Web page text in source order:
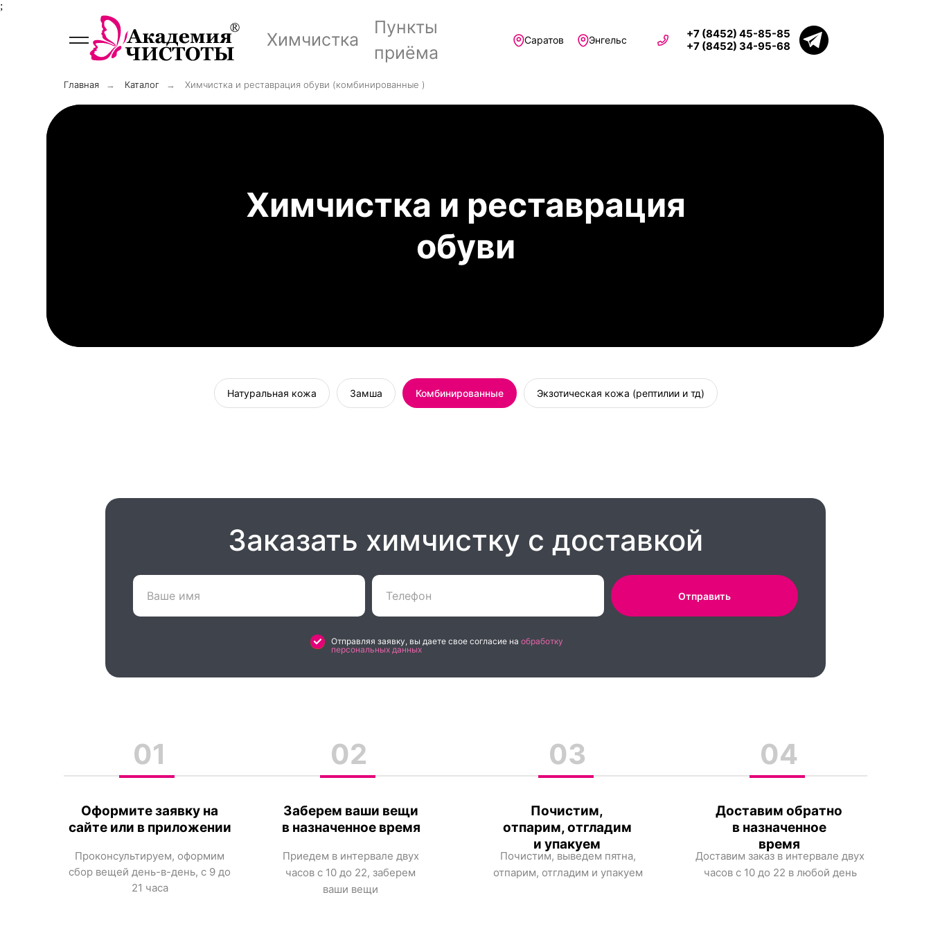
;
Пункты
приёма
Химчистка
+7 (8452) 45-85-85
+7 (8452) 34-95-68
Саратов Энгельс
Главная → Каталог → Химчистка и реставрация обуви (комбинированные )
Химчистка и реставрация
обуви
Натуральная кожа Замша Комбинированные Экзотическая кожа (рептилии и тд)
Заказать химчистку с доставкой
Отправляя заявку, вы даете свое согласие на обработку
персональных данных
Отправить
01
Оформите заявку на
сайте или в приложении
Проконсультируем, оформим
сбор вещей день-в-день, с 9 до
21 часа
02
Заберем ваши вещи
в назначенное время
Приедем в интервале двух
часов с 10 до 22, заберем
ваши вещи
03
Почистим,
отпарим, отгладим
и упакуем
Почистим, выведем пятна,
отпарим, отгладим и упакуем
04
Доставим обратно
в назначенное
время
Доставим заказ в интервале двух
часов с 10 до 22 в любой день